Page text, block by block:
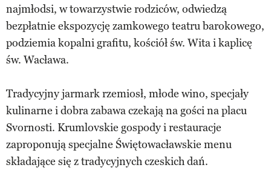
najmłodsi, w towarzystwie rodziców, odwiedzą
bezpłatnie ekspozycję zamkowego teatru barokowego,
podziemia kopalni grafitu, kościół św. Wita i kaplicę
św. Wacława.
Tradycyjny jarmark rzemiosł, młode wino, specjały
kulinarne i dobra zabawa czekają na gości na placu
Svornosti. Krumlovskie gospody i restauracje
zaproponują specjalne Świętowacławskie menu
składające się z tradycyjnych czeskich dań.